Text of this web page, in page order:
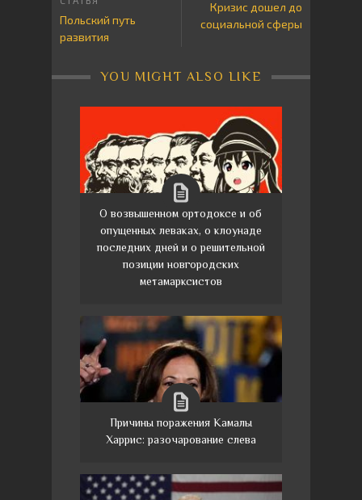
Польский путь
развития
Кризис дошел до
социальной сферы
YOU MIGHT ALSO LIKE
О возвышенном ортодоксе и об
опущенных леваках, о клоунаде
последних дней и о решительной
позиции новгородских
метамарксистов
Причины поражения Камалы
Харрис: разочарование слева